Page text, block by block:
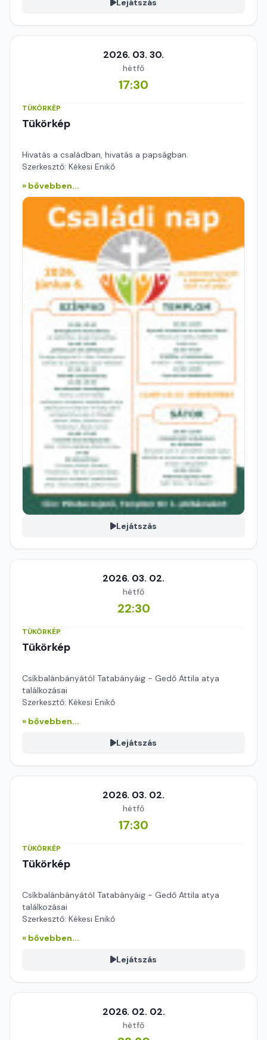
Lejátszás
2026. 03. 30.
hétfő
17:30
TÜKÖRKÉP
Tükörkép
Hivatás a családban, hivatás a papságban.
Szerkesztő: Kékesi Enikő
» bővebben...
Lejátszás
2026. 03. 02.
hétfő
22:30
TÜKÖRKÉP
Tükörkép
Csíkbalánbányától Tatabányáig - Gedő Attila atya
találkozásai
Szerkesztő: Kékesi Enikő
» bővebben...
Lejátszás
2026. 03. 02.
hétfő
17:30
TÜKÖRKÉP
Tükörkép
Csíkbalánbányától Tatabányáig - Gedő Attila atya
találkozásai
Szerkesztő: Kékesi Enikő
» bővebben...
Lejátszás
2026. 02. 02.
hétfő